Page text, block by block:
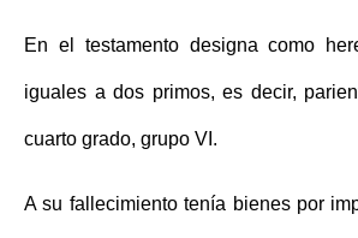
En el testamento designa como
iguales a dos primos, es decir,
cuarto grado, grupo VI.
A su fallecimiento tenía bienes por